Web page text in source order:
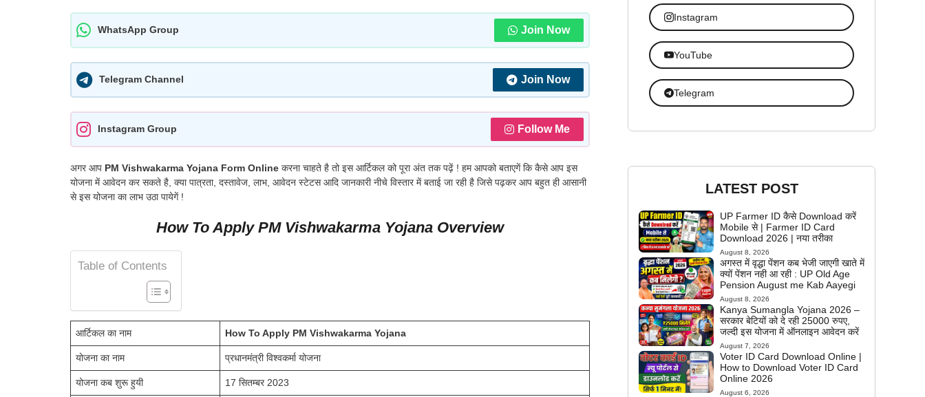
WhatsApp Group Join Now
Telegram Channel Join Now
Instagram Group Follow Me
अगर आप PM Vishwakarma Yojana Form Online करना चाहते है तो इस आर्टिकल को पूरा अंत तक पढ़ें ! हम आपको बताएगें कि कैसे आप इस
योजना में आवेदन कर सकते है, क्या पात्रता, दस्तावेज, लाभ, आवेदन स्टेटस आदि जानकारी नीचे विस्तार में बताई जा रही है जिसे पढ़कर आप बहुत ही आसानी
से इस योजना का लाभ उठा पायेगें !
How To Apply PM Vishwakarma Yojana Overview
Table of Contents
आर्टिकल का नाम How To Apply PM Vishwakarma Yojana
योजना का नाम प्रधानमंत्री विश्वकर्मा योजना
योजना कब शुरू हुयी 17 सितम्बर 2023
Instagram
YouTube
Telegram
LATEST POST
UP Farmer ID कैसे Download करें
Mobile से | Farmer ID Card
Download 2026 | नया तरीका
August 8, 2026
अगस्त में वृद्धा पेंशन कब भेजी जाएगी खाते में
क्यों पेंशन नही आ रही : UP Old Age
Pension August me Kab Aayegi
August 8, 2026
Kanya Sumangla Yojana 2026 –
सरकार बेटियों को दे रही 25000 रुपए,
जल्दी इस योजना में ऑनलाइन आवेदन करें
August 7, 2026
Voter ID Card Download Online |
How to Download Voter ID Card
Online 2026
August 6, 2026